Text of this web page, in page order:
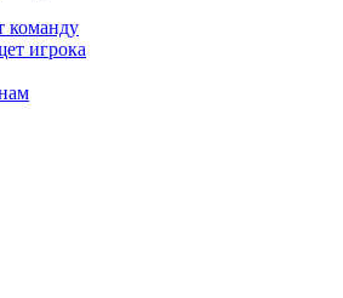
команду
игрока